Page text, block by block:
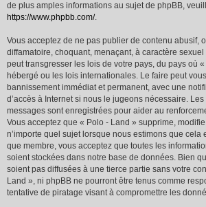
de plus amples informations au sujet de phpBB,
https://www.phpbb.com/.
Vous acceptez de ne pas publier de contenu abusif,
diffamatoire, choquant, menaçant, à caractère
peut transgresser les lois de votre pays, du pays où
hébergé ou les lois internationales. Le faire peut
bannissement immédiat et permanent, avec une
d’accès à Internet si nous le jugeons nécessaire.
messages sont enregistrées pour aider au
Vous acceptez que « Polo - Land » supprime,
n’importe quel sujet lorsque nous estimons que cela
que membre, vous acceptez que toutes les
soient stockées dans notre base de données. Bien
soient pas diffusées à une tierce partie sans votre
Land », ni phpBB ne pourront être tenus comme
tentative de piratage visant à compromettre les